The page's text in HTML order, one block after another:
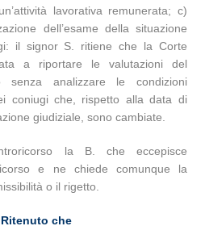
lavorativa remunerata; c)
dell’esame della situazione
il signor S. ritiene che la Corte
a riportare le valutazioni del
senza analizzare le condizioni
coniugi che, rispetto alla data di
giudiziale, sono cambiate.
la B. che eccepisce
e ne chiede comunque la
o il rigetto.
Ritenuto che